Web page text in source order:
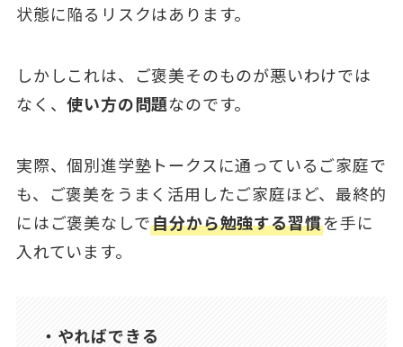
状態に陥るリスクはあります。
しかしこれは、ご褒美そのものが悪いわけでは
なく、使い方の問題なのです。
実際、個別進学塾トークスに通っているご家庭で
も、ご褒美をうまく活用したご家庭ほど、最終的
にはご褒美なしで自分から勉強する習慣を手に
入れています。
・やればできる